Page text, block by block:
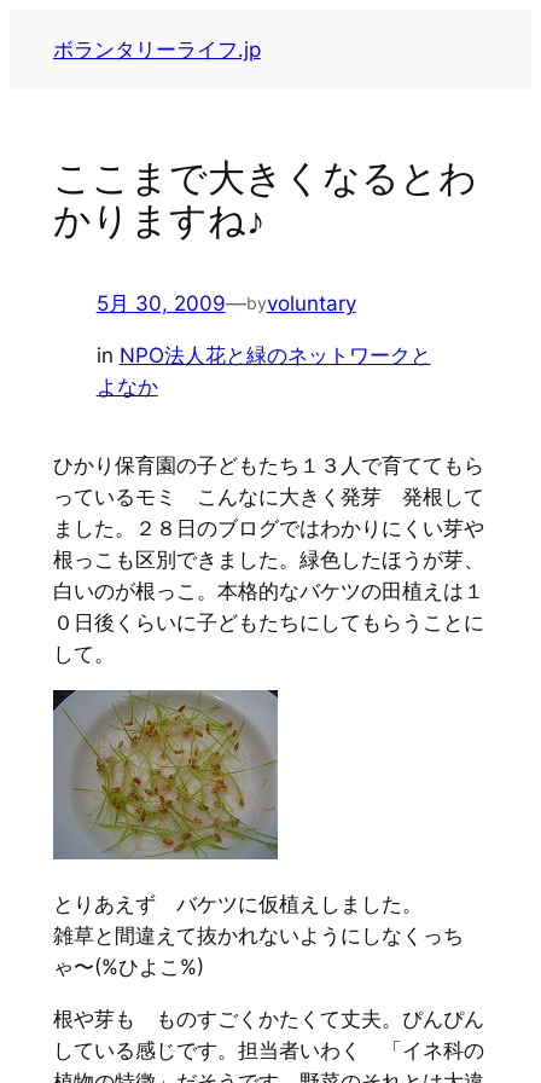
ボランタリーライフ.jp
ここまで大きくなるとわ
かりますね♪
5月 30, 2009—byvoluntary
in NPO法人花と緑のネットワークと
よなか
ひかり保育園の子どもたち１３人で育ててもら
っているモミ こんなに大きく発芽 発根して
ました。２８日のブログではわかりにくい芽や
根っこも区別できました。緑色したほうが芽、
白いのが根っこ。本格的なバケツの田植えは１
０日後くらいに子どもたちにしてもらうことに
して。
とりあえず バケツに仮植えしました。
雑草と間違えて抜かれないようにしなくっち
ゃ〜(%ひよこ%)
根や芽も ものすごくかたくて丈夫。ぴんぴん
している感じです。担当者いわく 「イネ科の